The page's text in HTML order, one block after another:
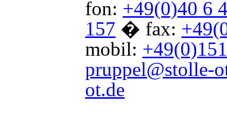
fon: +49(0)40 6
157 � fax:
mobil:
pruppel@stolle-
ot.de